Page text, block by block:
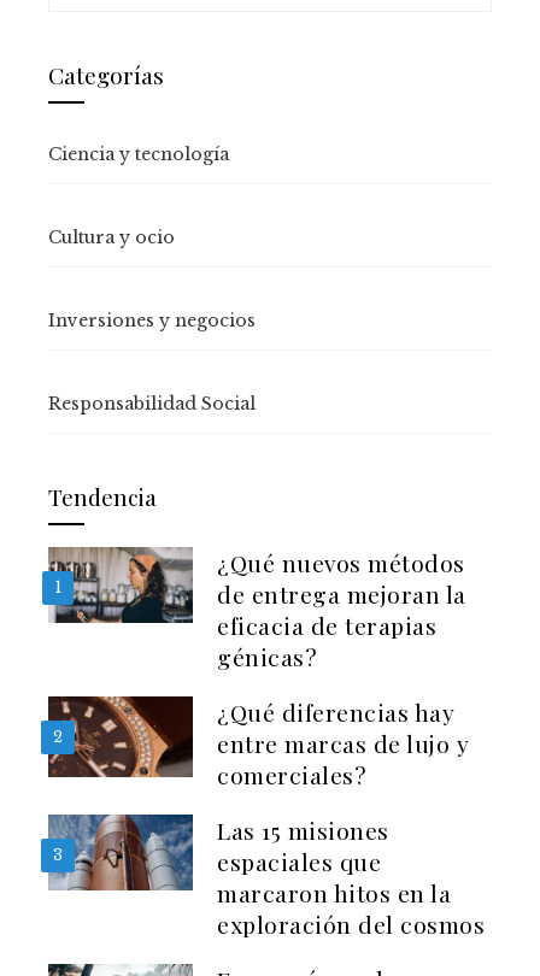
Categorías
Ciencia y tecnología
Cultura y ocio
Inversiones y negocios
Responsabilidad Social
Tendencia
1
¿Qué nuevos métodos
de entrega mejoran la
eficacia de terapias
génicas?
2
¿Qué diferencias hay
entre marcas de lujo y
comerciales?
3
Las 15 misiones
espaciales que
marcaron hitos en la
exploración del cosmos